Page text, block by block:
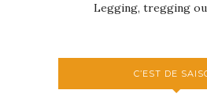
Legging, tregging
C’EST DE